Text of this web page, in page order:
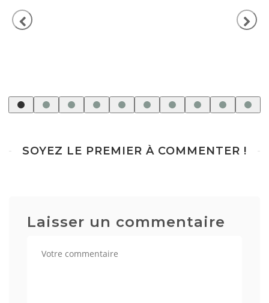
SOYEZ LE PREMIER À COMMENTER !
Laisser un commentaire